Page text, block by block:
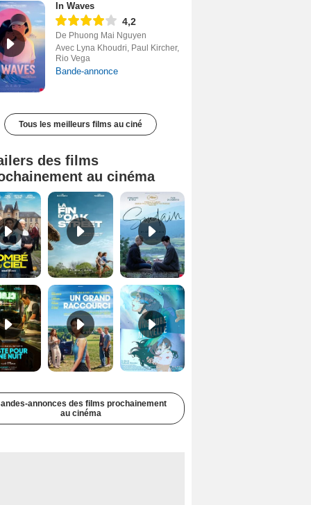
In Waves
4,2
De Phuong Mai Nguyen
Avec Lyna Khoudri, Paul Kircher,
Rio Vega
Bande-annonce
Tous les meilleurs films au ciné
des films
au cinéma
Tombé du ciel Bande-annonce VF La fin d’Oak Street Bande-annonce VO STFR
Juste pour une nuit Bande-annonce VO STFR Un grand raccourci Bande-annonce VF Une aube nouvelle Bande-annonce VO STFR
annonces des films prochainement
au cinéma